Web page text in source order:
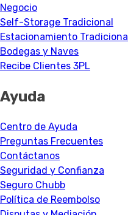
Negocio
Self-Storage Tradicional
Estacionamiento Tradicional
Bodegas y Naves
Recibe Clientes 3PL
Ayuda
Centro de Ayuda
Preguntas Frecuentes
Contáctanos
Seguridad y Confianza
Seguro Chubb
Política de Reembolso